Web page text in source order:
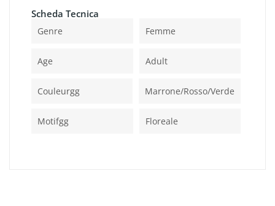
Scheda Tecnica
Genre Femme
Age Adult
Couleurgg Marrone/rosso/verde
Motifgg Floreale